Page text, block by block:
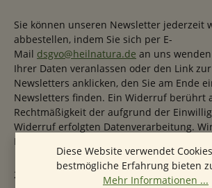
Sie können unseren Newsletter jederzeit
abbestellen, indem Sie sich per E-
Mail dsgvo@heilnatura.de an uns
Ihrer Daten veranlassen oder den Link
Newsletters anklicken, den Sie am Ende
Newsletters finden. Ein Widerruf berührt
Rechtmäßigkeit der aufgrund der
Widerruf erfolgten Datenverarbeitung.
Daten solange, bis der Widerruf erfolgt.
2. Rechtsgrundlage für die
Diese Website verwendet
bestmögliche Erfahrung bieten
Mehr Informationen ...